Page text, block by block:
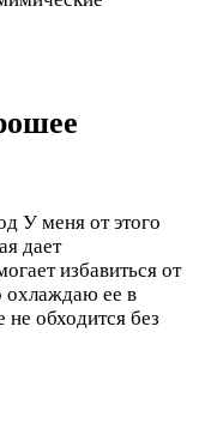
У меня от этого
дает
избавиться от
охлаждаю ее в
обходится без